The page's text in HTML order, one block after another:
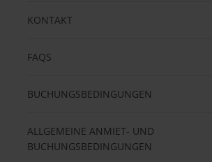
KONTAKT
FAQS
BUCHUNGSBEDINGUNGEN
ALLGEMEINE ANMIET- UND
BUCHUNGSBEDINGUNGEN